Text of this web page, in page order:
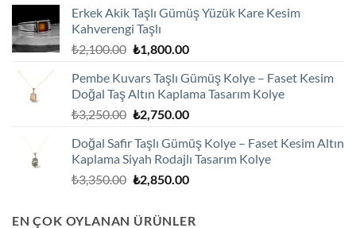
₺2,100.00.fiyat:
Erkek Akik Taşlı Gümüş Yüzük Kare Kesim
Kahverengi Taşlı
₺2,100.00 Orijinal
₺2,100.00.
₺1,800.00Şu
fiyat:
₺1,800.00.
Pembe Kuvars Taşlı Gümüş Kolye – Faset Kesim
Doğal Taş Altın Kaplama Tasarım Kolye
₺3,250.00 Orijinal
₺3,250.00.
₺2,750.00Şu
fiyat:
₺2,750.00.
Doğal Safir Taşlı Gümüş Kolye – Faset Kesim Altın
Kaplama Siyah Rodajlı Tasarım Kolye
₺3,350.00 Orijinal
₺2,850.00Şu
EN ÇOK OYLANAN ÜRÜNLER